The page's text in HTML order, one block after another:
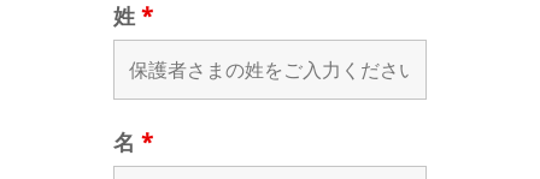
姓 *
名 *